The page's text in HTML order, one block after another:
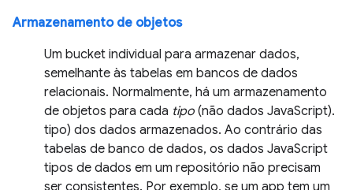
Armazenamento de objetos
Um bucket individual para armazenar dados,
semelhante às tabelas em bancos de dados
relacionais. Normalmente, há um armazenamento
de objetos para cada tipo (não dados JavaScript).
tipo) dos dados armazenados. Ao contrário das
tabelas de banco de dados, os dados JavaScript
tipos de dados em um repositório não precisam
ser consistentes. Por exemplo, se um app tem um